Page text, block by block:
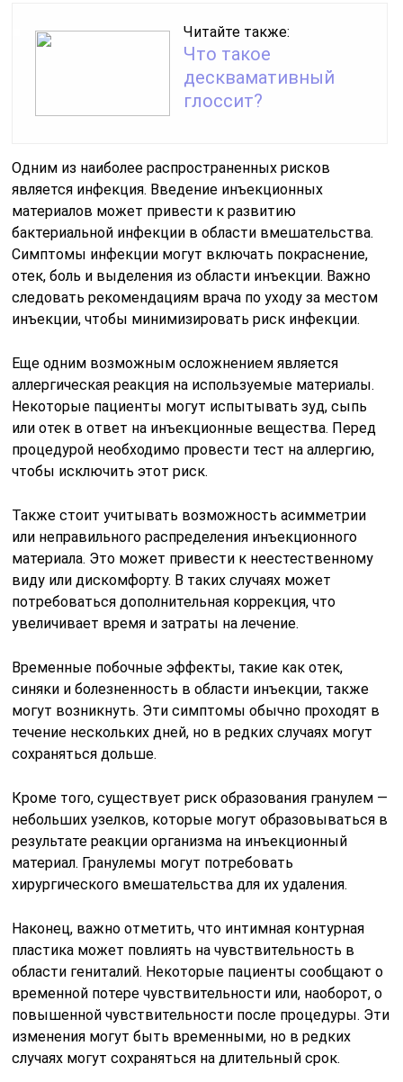
Читайте также:
Что такое
десквамативный
глоссит?
Одним из наиболее распространенных рисков
является инфекция. Введение инъекционных
материалов может привести к развитию
бактериальной инфекции в области вмешательства.
Симптомы инфекции могут включать покраснение,
отек, боль и выделения из области инъекции. Важно
следовать рекомендациям врача по уходу за местом
инъекции, чтобы минимизировать риск инфекции.
Еще одним возможным осложнением является
аллергическая реакция на используемые материалы.
Некоторые пациенты могут испытывать зуд, сыпь
или отек в ответ на инъекционные вещества. Перед
процедурой необходимо провести тест на аллергию,
чтобы исключить этот риск.
Также стоит учитывать возможность асимметрии
или неправильного распределения инъекционного
материала. Это может привести к неестественному
виду или дискомфорту. В таких случаях может
потребоваться дополнительная коррекция, что
увеличивает время и затраты на лечение.
Временные побочные эффекты, такие как отек,
синяки и болезненность в области инъекции, также
могут возникнуть. Эти симптомы обычно проходят в
течение нескольких дней, но в редких случаях могут
сохраняться дольше.
Кроме того, существует риск образования гранулем —
небольших узелков, которые могут образовываться в
результате реакции организма на инъекционный
материал. Гранулемы могут потребовать
хирургического вмешательства для их удаления.
Наконец, важно отметить, что интимная контурная
пластика может повлиять на чувствительность в
области гениталий. Некоторые пациенты сообщают о
временной потере чувствительности или, наоборот, о
повышенной чувствительности после процедуры. Эти
изменения могут быть временными, но в редких
случаях могут сохраняться на длительный срок.